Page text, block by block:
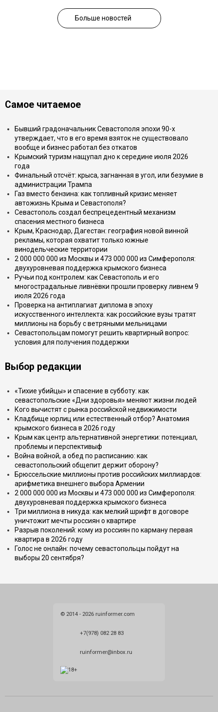
Больше новостей
Самое читаемое
Бывший градоначальник Севастополя эпохи 90-х
утверждает, что в его время взяток не существовало
вообще и бизнес работал без откатов
Крымский туризм нащупал дно к середине июля 2026
года
Финальный отсчёт: крыса, загнанная в угол, или безумие в
администрации Трампа
Газ вместо бензина: как топливный кризис меняет
автожизнь Крыма и Севастополя?
Севастополь создал беспрецедентный механизм
спасения местного бизнеса
Крым, Краснодар, Дагестан: география новой винной
рекламы, которая охватит только южные
винодельческие территории
2 000 000 000 из Москвы и 473 000 000 из Симферополя:
двухуровневая поддержка крымского бизнеса
Ручьи под контролем: как Севастополь и его
многострадальные ливнёвки прошли проверку ливнем 9
июля 2026 года
Проверка на антиплагиат диплома в эпоху
искусственного интеллекта: как российские вузы тратят
миллионы на борьбу с ветряными мельницами
Севастопольцам помогут решить квартирный вопрос:
условия для получения поддержки
Выбор редакции
«Тихие убийцы» и спасение в субботу: как
севастопольские «Дни здоровья» меняют жизни людей
Кого вычистят с рынка российской недвижимости
Кладбище юрлиц или естественный отбор? Анатомия
крымского бизнеса в 2026 году
Крым как центр альтернативной энергетики: потенциал,
проблемы и перспективыф
Война войной, а обед по расписанию: как
севастопольский общепит держит оборону?
Брюссельские миллионы против российских миллиардов:
арифметика внешнего выбора Армении
2 000 000 000 из Москвы и 473 000 000 из Симферополя:
двухуровневая поддержка крымского бизнеса
Три миллиона в никуда: как мелкий шрифт в договоре
уничтожит мечты россиян о квартире
Разрыв поколений: кому из россиян по карману первая
квартира в 2026 году
Голос не онлайн: почему севастопольцы пойдут на
выборы 20 сентября?
© 2014 - 2026 ruinformer.com
+7(978) 082 28 83
ruinformer@inbox.ru